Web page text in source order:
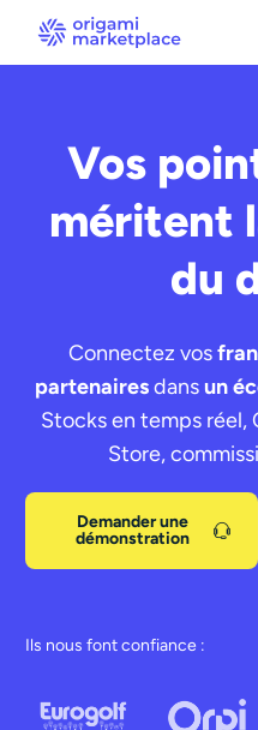
Vos
méritent
du
Connectez vos
partenairesdansun
Stocks en temps réel,
Store,
Demander une
démonstration
Ils nous font confiance :